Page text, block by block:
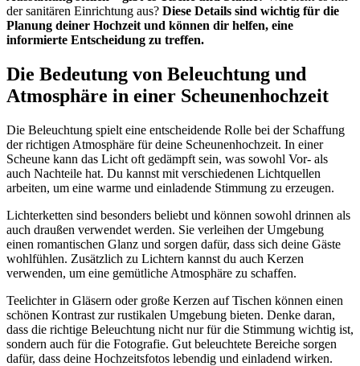
der sanitären Einrichtung aus? Diese Details sind wichtig für die
Planung deiner Hochzeit und können dir helfen, eine
informierte Entscheidung zu treffen.
Die Bedeutung von Beleuchtung und
Atmosphäre in einer Scheunenhochzeit
Die Beleuchtung spielt eine entscheidende Rolle bei der Schaffung
der richtigen Atmosphäre für deine Scheunenhochzeit. In einer
Scheune kann das Licht oft gedämpft sein, was sowohl Vor- als
auch Nachteile hat. Du kannst mit verschiedenen Lichtquellen
arbeiten, um eine warme und einladende Stimmung zu erzeugen.
Lichterketten sind besonders beliebt und können sowohl drinnen als
auch draußen verwendet werden. Sie verleihen der Umgebung
einen romantischen Glanz und sorgen dafür, dass sich deine Gäste
wohlfühlen. Zusätzlich zu Lichtern kannst du auch Kerzen
verwenden, um eine gemütliche Atmosphäre zu schaffen.
Teelichter in Gläsern oder große Kerzen auf Tischen können einen
schönen Kontrast zur rustikalen Umgebung bieten. Denke daran,
dass die richtige Beleuchtung nicht nur für die Stimmung wichtig ist,
sondern auch für die Fotografie. Gut beleuchtete Bereiche sorgen
dafür, dass deine Hochzeitsfotos lebendig und einladend wirken.